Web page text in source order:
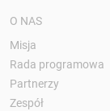
O NAS
Misja
Rada programowa
Partnerzy
Zespół